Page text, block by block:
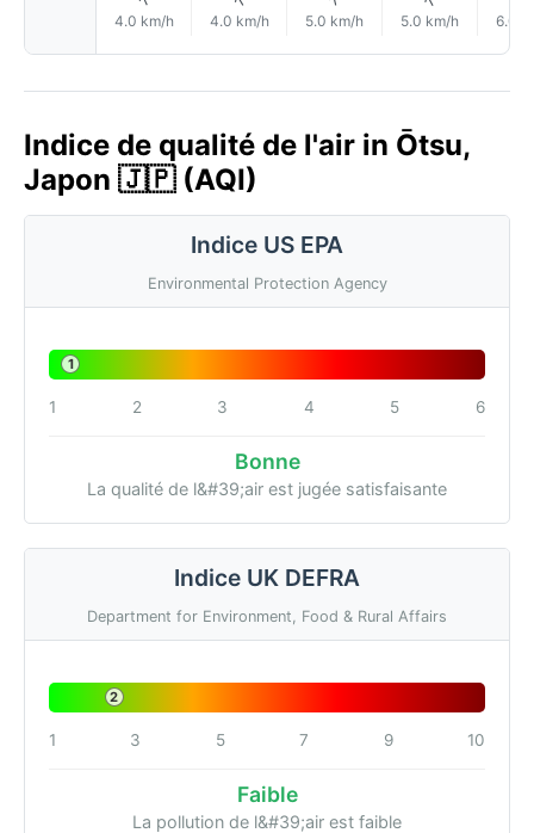
4.0 km/h 4.0 km/h 5.0 km/h 5.0 km/h 6.0
Indice de qualité de l'air in Ōtsu,
Japon 🇯🇵 (AQI)
Indice US EPA
Environmental Protection Agency
1
1 2 3 4 5 6
Bonne
La qualité de l&#39;air est jugée satisfaisante
Indice UK DEFRA
Department for Environment, Food & Rural Affairs
2
1 3 5 7 9 10
Faible
La pollution de l&#39;air est faible